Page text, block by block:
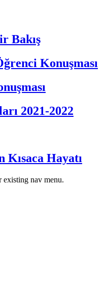
Bakış
Konuşması
2021-2022
Hayatı
existing nav menu.